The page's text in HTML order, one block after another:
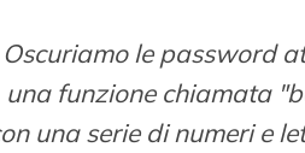
Oscuriamo le password
una funzione chiamata
una serie di numeri e